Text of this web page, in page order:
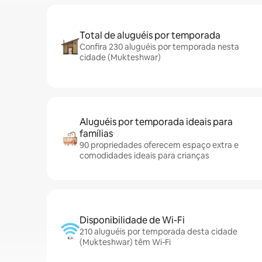
Total de aluguéis por temporada
Confira 230 aluguéis por temporada nesta
cidade (Mukteshwar)
Aluguéis por temporada ideais para
famílias
90 propriedades oferecem espaço extra e
comodidades ideais para crianças
Disponibilidade de Wi-Fi
210 aluguéis por temporada desta cidade
(Mukteshwar) têm Wi-Fi